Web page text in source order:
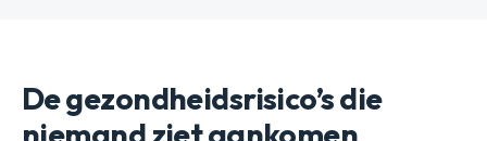
De gezondheidsrisico’s die